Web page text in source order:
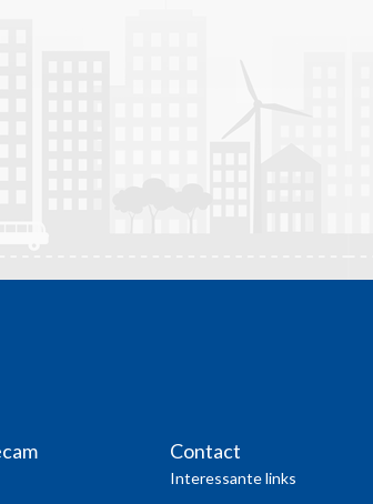
Contact
Interessante links